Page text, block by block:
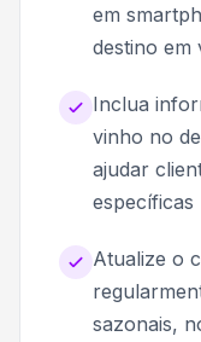
em
destino em
Inclua
vinho no
ajudar
específicas
Atualize o
sazonais,